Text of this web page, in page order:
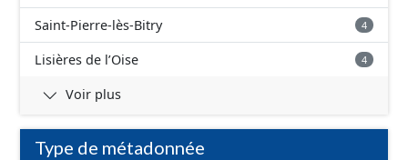
Saint-Pierre-lès-Bitry 4
Lisières de l’Oise 4
Voir plus
Type de métadonnée